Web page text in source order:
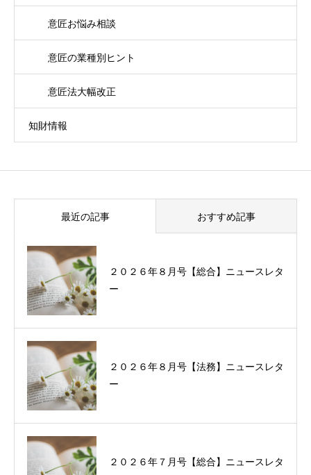
意匠お悩み相談
意匠の業種別ヒント
意匠法大幅改正
知財情報
最近の記事 おすすめ記事
２０２６年８月号【総合】ニュースレタ
ー
２０２６年８月号【法務】ニュースレタ
ー
２０２６年７月号【総合】ニュースレタ
過去に配信したニュースレターの一覧